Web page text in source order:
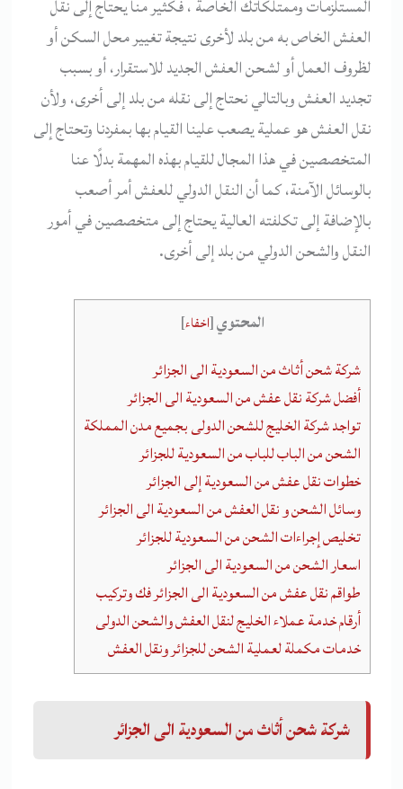
المستلزمات وممتلكاتك الخاصة ، فكثير منا يحتاج إلى نقل
العفش الخاص به من بلد لأخرى نتيجة تغيير محل السكن أو
لظروف العمل أو لشحن العفش الجديد للاستقرار، أو بسبب
تجديد العفش وبالتالي نحتاج إلى نقله من بلد إلى أخرى، ولأن
نقل العفش هو عملية يصعب علينا القيام بها بمفردنا وتحتاج إلى
المتخصصين في هذا المجال للقيام بهذه المهمة بدلًا عنا
بالوسائل الآمنة، كما أن النقل الدولي للعفش أمر أصعب
بالإضافة إلى تكلفته العالية يحتاج إلى متخصصين في أمور
النقل والشحن الدولي من بلد إلى أخرى.
المحتوي[اخفاء]
شركة شحن أثاث من السعودية الى الجزائر
أفضل شركة نقل عفش من السعودية الى الجزائر
تواجد شركة الخليج للشحن الدولى بجميع مدن المملكة
الشحن من الباب للباب من السعودية للجزائر
خطوات نقل عفش من السعودية إلى الجزائر
وسائل الشحن و نقل العفش من السعودية الى الجزائر
تخليص إجراءات الشحن من السعودية للجزائر
اسعار الشحن من السعودية الى الجزائر
طواقم نقل عفش من السعودية الى الجزائر فك وتركيب
أرقام خدمة عملاء الخليج لنقل العفش والشحن الدولى
خدمات مكملة لعملية الشحن للجزائر ونقل العفش
شركة شحن أثاث من السعودية الى الجزائر